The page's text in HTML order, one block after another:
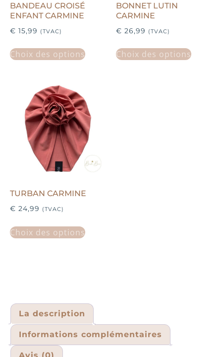
BANDEAU CROISÉ
ENFANT CARMINE
€ 15,99 (TVAC)
Choix des options
BONNET LUTIN
CARMINE
€ 26,99 (TVAC)
Choix des options
TURBAN CARMINE
€ 24,99 (TVAC)
Choix des options
La description
Informations complémentaires